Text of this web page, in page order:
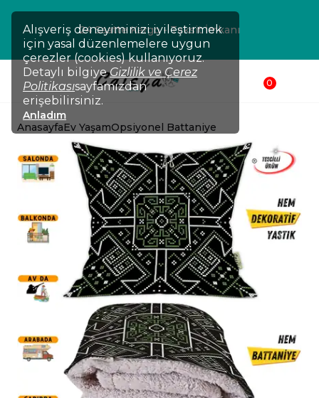
Alışveriş deneyiminizi iyileştirmek
için yasal düzenlemelere uygun
çerezler (cookies) kullanıyoruz.
Detaylı bilgiye Gizlilik ve Çerez
Politikasısayfamızdan
erişebilirsiniz.
Anladım
24 Saatte Kargo - Taksit İmkanı
0
AnasayfaEv YaşamOpsiyonel Battaniye